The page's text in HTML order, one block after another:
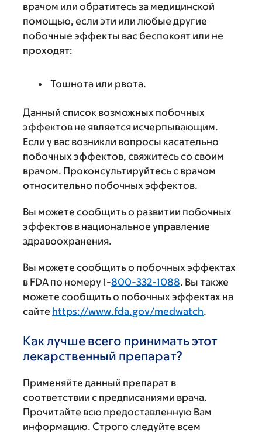
врачом или обратитесь за медицинской
помощью, если эти или любые другие
побочные эффекты вас беспокоят или не
проходят:
Тошнота или рвота.
Данный список возможных побочных
эффектов не является исчерпывающим.
Если у вас возникли вопросы касательно
побочных эффектов, свяжитесь со своим
врачом. Проконсультируйтесь с врачом
относительно побочных эффектов.
Вы можете сообщить о развитии побочных
эффектов в национальное управление
здравоохранения.
Вы можете сообщить о побочных эффектах
в FDA по номеру 1-800-332-1088. Вы также
можете сообщить о побочных эффектах на
сайте https://www.fda.gov/medwatch.
Как лучше всего принимать этот
лекарственный препарат?
Применяйте данный препарат в
соответствии с предписаниями врача.
Прочитайте всю предоставленную Вам
информацию. Строго следуйте всем